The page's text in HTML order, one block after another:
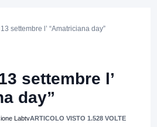
settembre l’ “Amatriciana day”
settembre l’
day”
LabtvARTICOLO VISTO 1.528 VOLTE